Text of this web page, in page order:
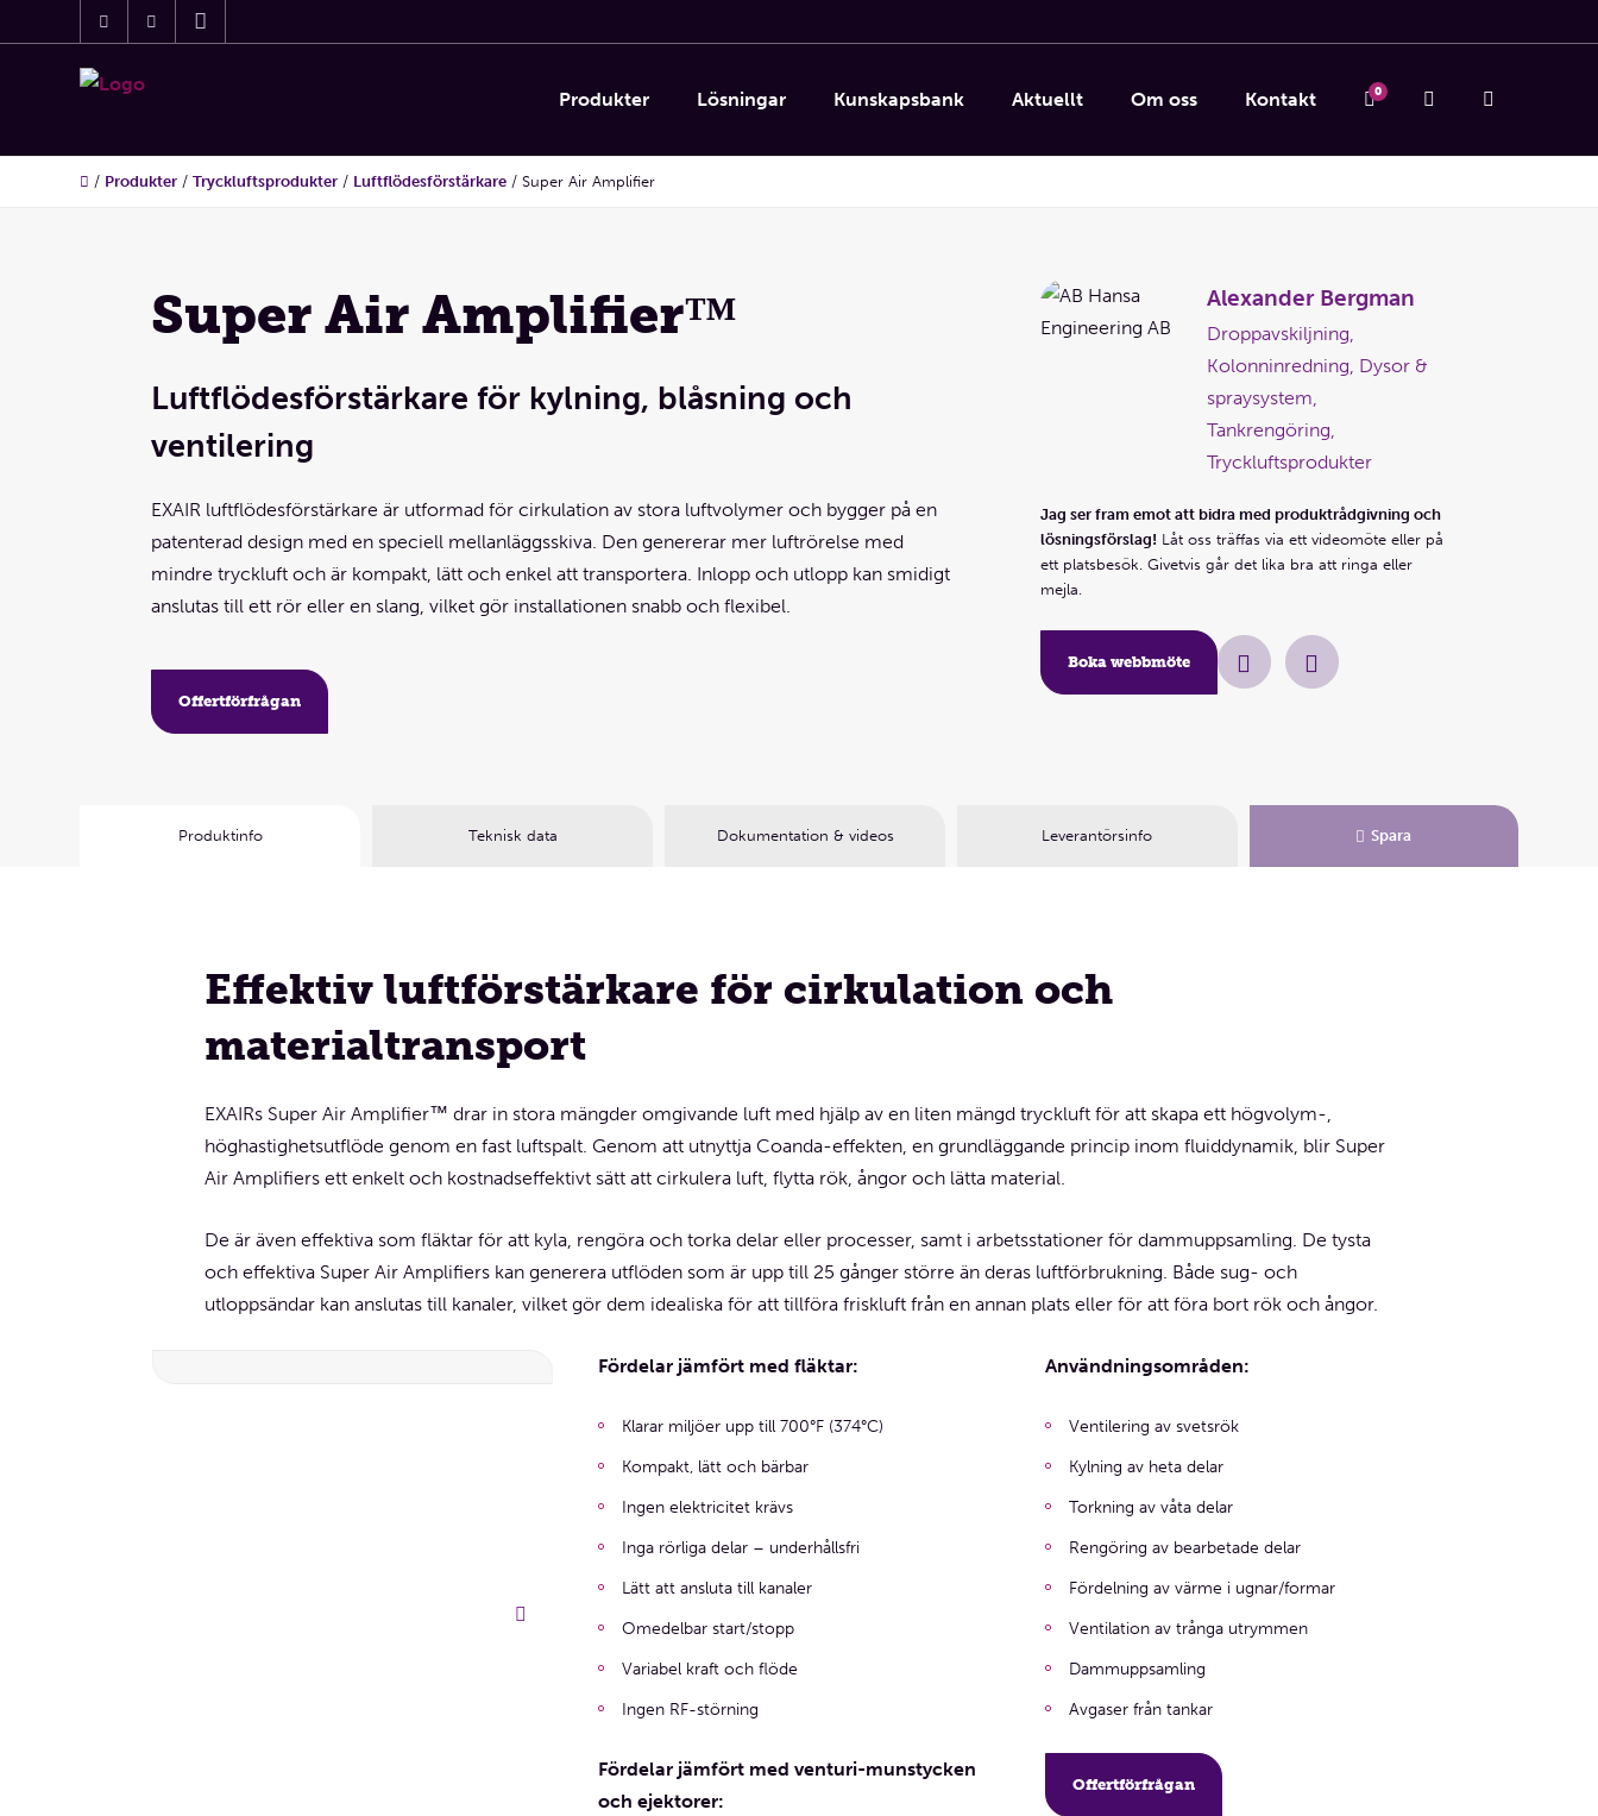
Produkter Lösningar Kunskapsbank Aktuellt Om oss Kontakt 0
/ Produkter /Tryckluftsprodukter / Luftflödesförstärkare /Super Air Amplifier
Super Air Amplifier™
Luftflödesförstärkare för kylning, blåsning och
ventilering
EXAIR luftflödesförstärkare är utformad för cirkulation av stora luftvolymer och bygger på en
patenterad design med en speciell mellanläggsskiva. Den genererar mer luftrörelse med
mindre tryckluft och är kompakt, lätt och enkel att transportera. Inlopp och utlopp kan smidigt
anslutas till ett rör eller en slang, vilket gör installationen snabb och flexibel.
Offertförfrågan
Alexander Bergman
Droppavskiljning,
Kolonninredning, Dysor &
spraysystem,
Tankrengöring,
Tryckluftsprodukter
Jag ser fram emot att bidra med produktrådgivning och
lösningsförslag! Låt oss träffas via ett videomöte eller på
ett platsbesök. Givetvis går det lika bra att ringa eller
mejla.
Boka webbmöte
Produktinfo Teknisk data Dokumentation & videos Leverantörsinfo Spara
Effektiv luftförstärkare för cirkulation och
materialtransport
EXAIRs Super Air Amplifier™ drar in stora mängder omgivande luft med hjälp av en liten mängd tryckluft för att skapa ett högvolym-,
höghastighetsutflöde genom en fast luftspalt. Genom att utnyttja Coanda-effekten, en grundläggande princip inom fluiddynamik, blir Super
Air Amplifiers ett enkelt och kostnadseffektivt sätt att cirkulera luft, flytta rök, ångor och lätta material.
De är även effektiva som fläktar för att kyla, rengöra och torka delar eller processer, samt i arbetsstationer för dammuppsamling. De tysta
och effektiva Super Air Amplifiers kan generera utflöden som är upp till 25 gånger större än deras luftförbrukning. Både sug- och
utloppsändar kan anslutas till kanaler, vilket gör dem idealiska för att tillföra friskluft från en annan plats eller för att föra bort rök och ångor.
Fördelar jämfört med fläktar:
Klarar miljöer upp till 700°F (374°C)
Kompakt, lätt och bärbar
Ingen elektricitet krävs
Inga rörliga delar – underhållsfri
Lätt att ansluta till kanaler
Omedelbar start/stopp
Variabel kraft och flöde
Ingen RF-störning
Fördelar jämfört med venturi-munstycken
och ejektorer:
Användningsområden:
Ventilering av svetsrök
Kylning av heta delar
Torkning av våta delar
Rengöring av bearbetade delar
Fördelning av värme i ugnar/formar
Ventilation av trånga utrymmen
Dammuppsamling
Avgaser från tankar
Offertförfrågan